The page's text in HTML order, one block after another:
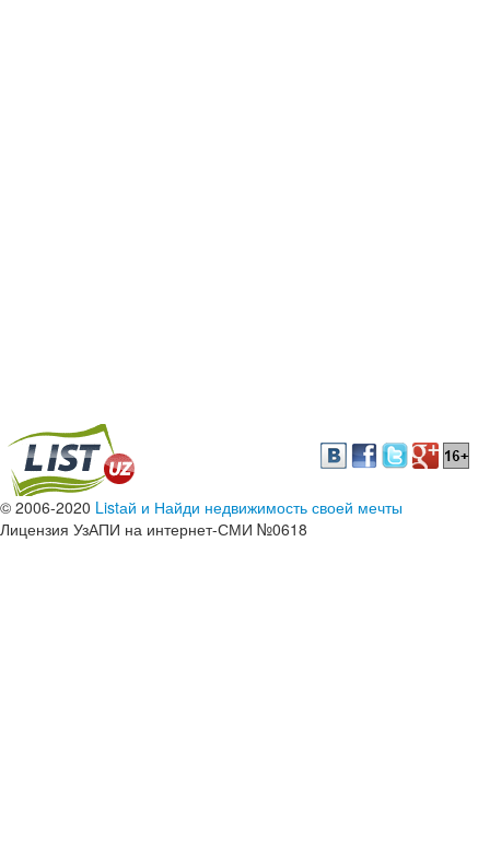
© 2006-2020 Listай и Найди недвижимость своей мечты
Лицензия УзАПИ на интернет-СМИ №0618